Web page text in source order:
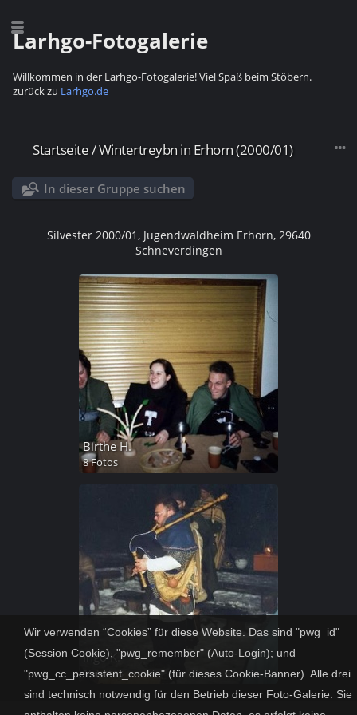
Larhgo-Fotogalerie
Willkommen in der Larhgo-Fotogalerie! Viel Spaß beim Stöbern.
zurück zu Larhgo.de
Startseite/Wintertreybn in Erhorn (2000/01)
In dieser Gruppe suchen
Silvester 2000/01, Jugendwaldheim Erhorn, 29640
Schneverdingen
Wir verwenden “Cookies” für diese Website. Das sind "pwg_id"
(Session Cookie), "pwg_remember" (Auto-Login); und
"pwg_cc_persistent_cookie" (für dieses Cookie-Banner). Alle drei
sind technisch notwendig für den Betrieb dieser Foto-Galerie. Sie
Birthe H.
8 Fotos
Ingo K.
15 Fotos